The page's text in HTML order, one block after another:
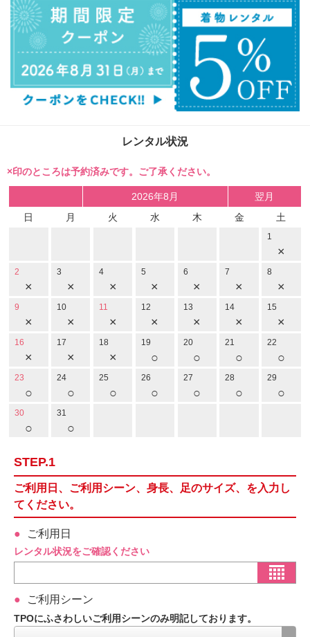
レンタル状況
×印のところは予約済みです。ご了承ください。
2026年8月
翌月
日
月 火 水 木 金 土
1
×
2
×
3
×
4
×
5
×
6
×
7
×
8
×
9
×
10
×
11
×
12
×
13
×
14
×
15
×
16
×
17
×
18
×
19
○
20
○
21
○
22
○
23
○
24
○
25
○
26
○
27
○
28
○
29
○
30
○
31
○
STEP.1
ご利用日、ご利用シーン、身長、足のサイズ、を入力し
てください。
ご利用日
レンタル状況をご確認ください
ご利用シーン
TPOにふさわしいご利用シーンのみ明記しております。